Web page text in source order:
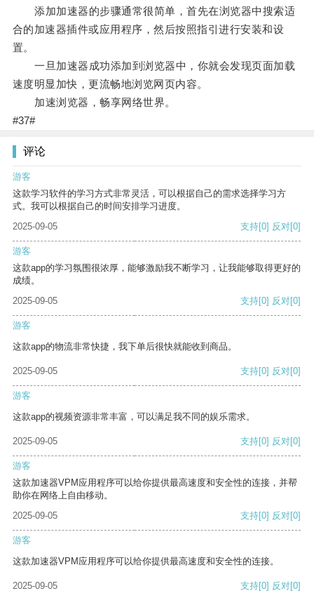
添加加速器的步骤通常很简单，首先在浏览器中搜索适
合的加速器插件或应用程序，然后按照指引进行安装和设
置。
一旦加速器成功添加到浏览器中，你就会发现页面加载
速度明显加快，更流畅地浏览网页内容。
加速浏览器，畅享网络世界。
#37#
评论
游客
这款学习软件的学习方式非常灵活，可以根据自己的需求选择学习方
式。我可以根据自己的时间安排学习进度。
2025-09-05
支持[0] 反对[0]
游客
这款app的学习氛围很浓厚，能够激励我不断学习，让我能够取得更好的
成绩。
2025-09-05
支持[0] 反对[0]
游客
这款app的物流非常快捷，我下单后很快就能收到商品。
2025-09-05 支持[0] 反对[0]
游客
这款app的视频资源非常丰富，可以满足我不同的娱乐需求。
2025-09-05 支持[0] 反对[0]
游客
这款加速器VPM应用程序可以给你提供最高速度和安全性的连接，并帮
助你在网络上自由移动。
2025-09-05
支持[0] 反对[0]
游客
这款加速器VPM应用程序可以给你提供最高速度和安全性的连接。
2025-09-05 支持[0] 反对[0]